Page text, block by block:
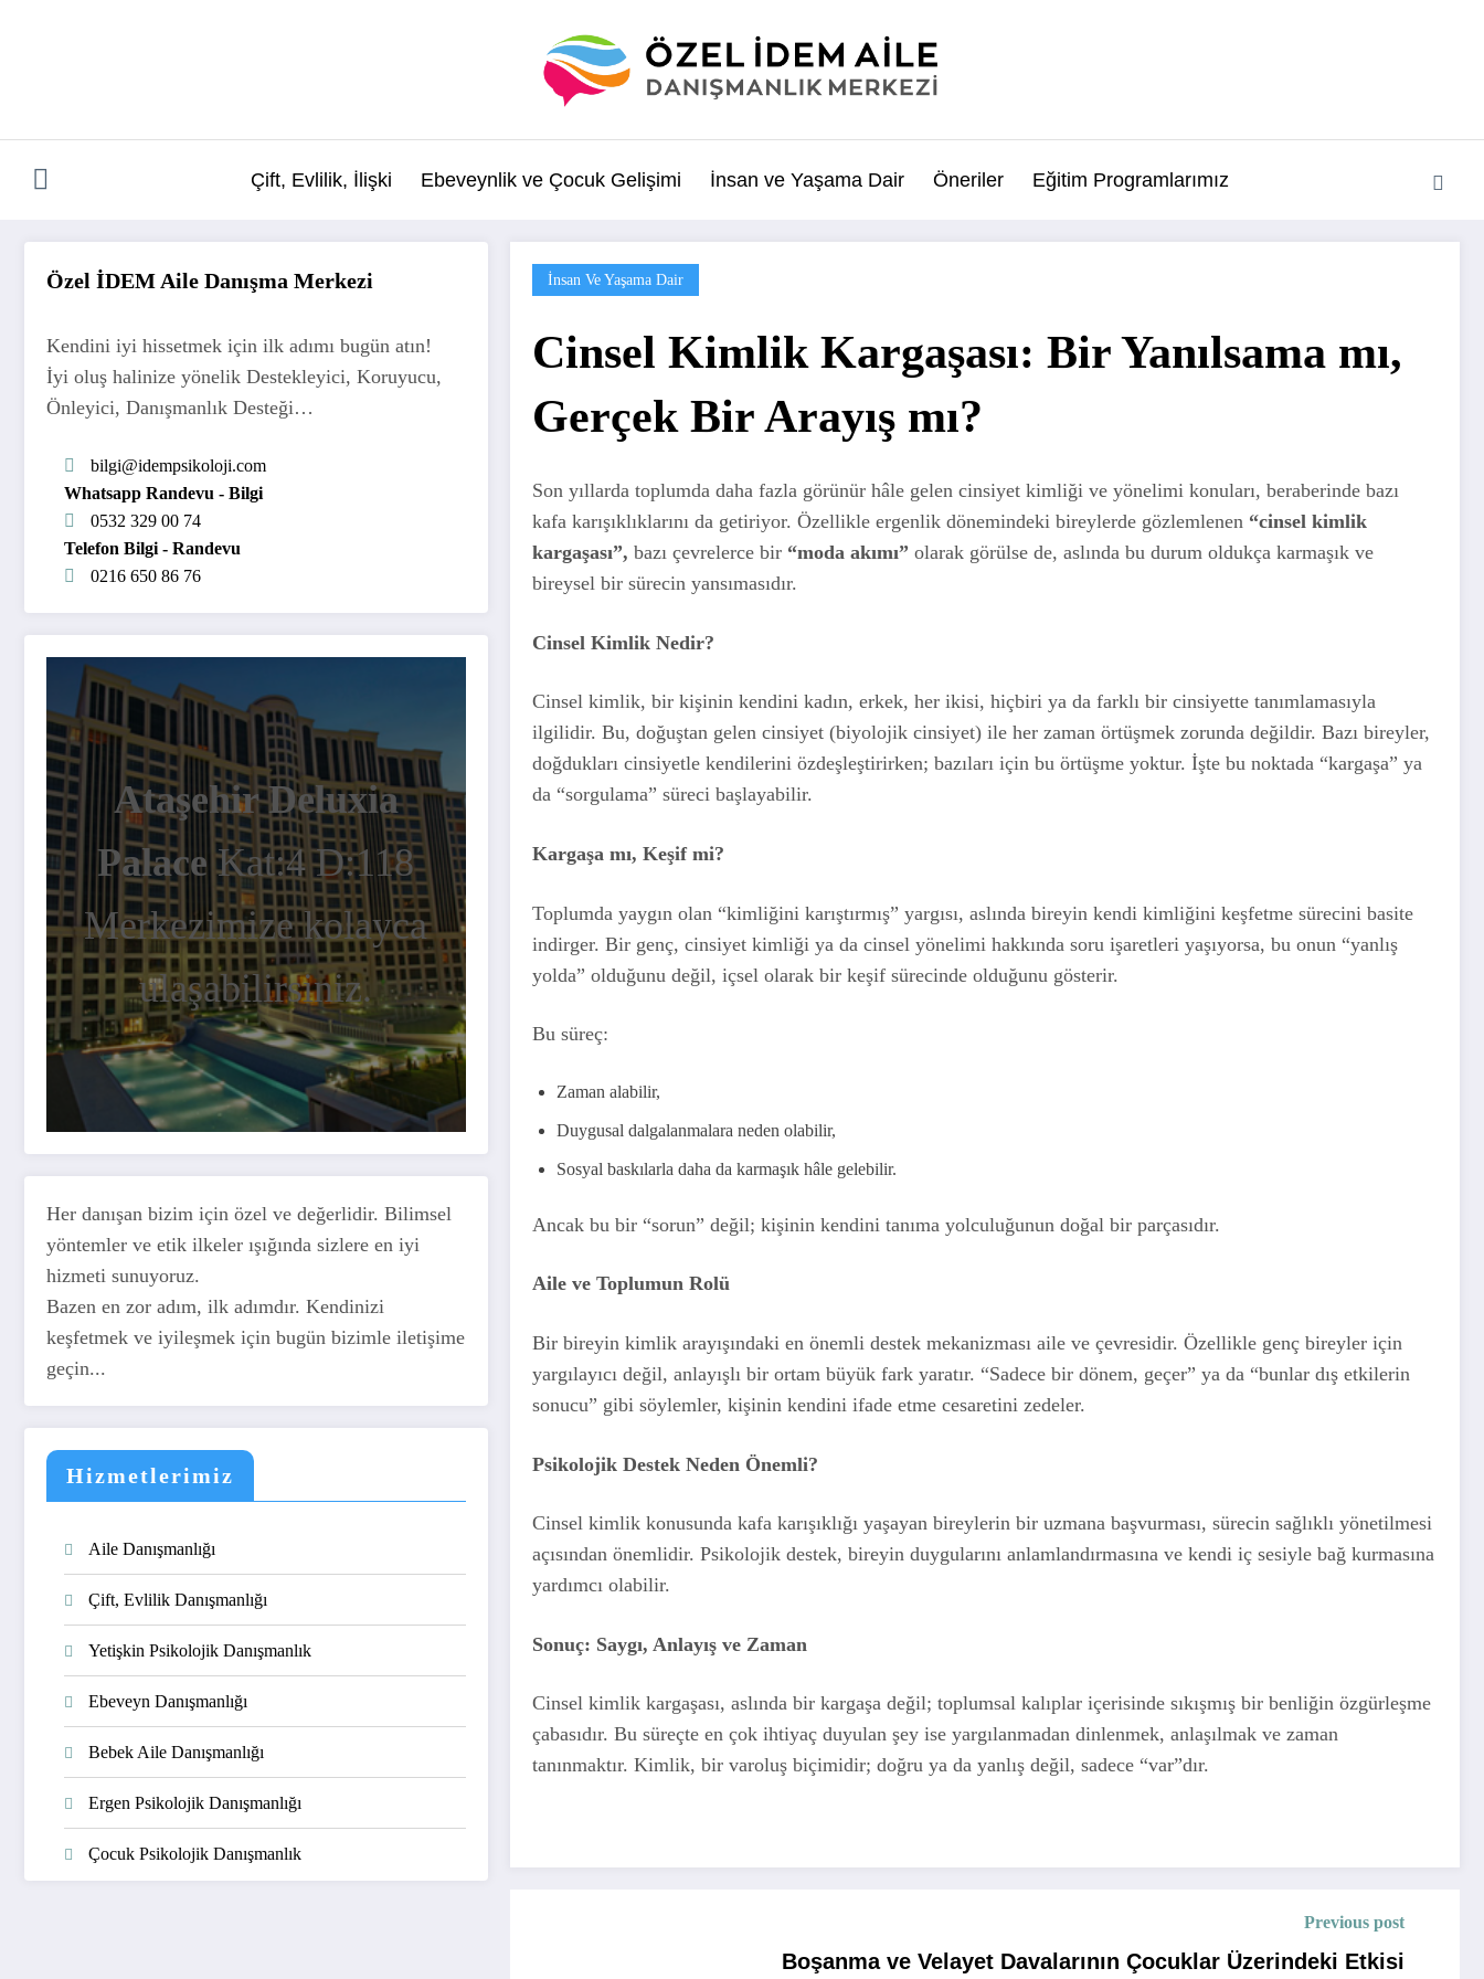
Çift, Evlilik, İlişki Ebeveynlik ve Çocuk Gelişimi İnsan ve Yaşama Dair Öneriler Eğitim Programlarımız
Özel İDEM Aile Danışma Merkezi
Kendini iyi hissetmek için ilk adımı bugün atın!
İyi oluş halinize yönelik Destekleyici, Koruyucu,
Önleyici, Danışmanlık Desteği…
bilgi@idempsikoloji.com
Whatsapp Randevu - Bilgi
0532 329 00 74
Telefon Bilgi - Randevu
0216 650 86 76
Ataşehir Deluxia
Palace Kat:4 D:118
Merkezimize kolayca
ulaşabilirsiniz.
Her danışan bizim için özel ve değerlidir. Bilimsel
yöntemler ve etik ilkeler ışığında sizlere en iyi
hizmeti sunuyoruz.
Bazen en zor adım, ilk adımdır. Kendinizi
keşfetmek ve iyileşmek için bugün bizimle iletişime
geçin...
Hizmetlerimiz
Aile Danışmanlığı
Çift, Evlilik Danışmanlığı
Yetişkin Psikolojik Danışmanlık
Ebeveyn Danışmanlığı
Bebek Aile Danışmanlığı
Ergen Psikolojik Danışmanlığı
Çocuk Psikolojik Danışmanlık
İnsan Ve Yaşama Dair
Cinsel Kimlik Kargaşası: Bir Yanılsama mı,
Gerçek Bir Arayış mı?
Son yıllarda toplumda daha fazla görünür hâle gelen cinsiyet kimliği ve yönelimi konuları, beraberinde bazı
kafa karışıklıklarını da getiriyor. Özellikle ergenlik dönemindeki bireylerde gözlemlenen “cinsel kimlik
kargaşası”, bazı çevrelerce bir “moda akımı” olarak görülse de, aslında bu durum oldukça karmaşık ve
bireysel bir sürecin yansımasıdır.
Cinsel Kimlik Nedir?
Cinsel kimlik, bir kişinin kendini kadın, erkek, her ikisi, hiçbiri ya da farklı bir cinsiyette tanımlamasıyla
ilgilidir. Bu, doğuştan gelen cinsiyet (biyolojik cinsiyet) ile her zaman örtüşmek zorunda değildir. Bazı bireyler,
doğdukları cinsiyetle kendilerini özdeşleştirirken; bazıları için bu örtüşme yoktur. İşte bu noktada “kargaşa” ya
da “sorgulama” süreci başlayabilir.
Kargaşa mı, Keşif mi?
Toplumda yaygın olan “kimliğini karıştırmış” yargısı, aslında bireyin kendi kimliğini keşfetme sürecini basite
indirger. Bir genç, cinsiyet kimliği ya da cinsel yönelimi hakkında soru işaretleri yaşıyorsa, bu onun “yanlış
yolda” olduğunu değil, içsel olarak bir keşif sürecinde olduğunu gösterir.
Bu süreç:
Zaman alabilir,
Duygusal dalgalanmalara neden olabilir,
Sosyal baskılarla daha da karmaşık hâle gelebilir.
Ancak bu bir “sorun” değil; kişinin kendini tanıma yolculuğunun doğal bir parçasıdır.
Aile ve Toplumun Rolü
Bir bireyin kimlik arayışındaki en önemli destek mekanizması aile ve çevresidir. Özellikle genç bireyler için
yargılayıcı değil, anlayışlı bir ortam büyük fark yaratır. “Sadece bir dönem, geçer” ya da “bunlar dış etkilerin
sonucu” gibi söylemler, kişinin kendini ifade etme cesaretini zedeler.
Psikolojik Destek Neden Önemli?
Cinsel kimlik konusunda kafa karışıklığı yaşayan bireylerin bir uzmana başvurması, sürecin sağlıklı yönetilmesi
açısından önemlidir. Psikolojik destek, bireyin duygularını anlamlandırmasına ve kendi iç sesiyle bağ kurmasına
yardımcı olabilir.
Sonuç: Saygı, Anlayış ve Zaman
Cinsel kimlik kargaşası, aslında bir kargaşa değil; toplumsal kalıplar içerisinde sıkışmış bir benliğin özgürleşme
çabasıdır. Bu süreçte en çok ihtiyaç duyulan şey ise yargılanmadan dinlenmek, anlaşılmak ve zaman
tanınmaktır. Kimlik, bir varoluş biçimidir; doğru ya da yanlış değil, sadece “var”dır.
Previous post
Boşanma ve Velayet Davalarının Çocuklar Üzerindeki Etkisi